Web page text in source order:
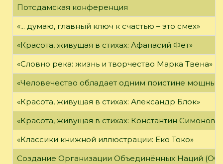
Потсдамская конференция
«... думаю, главный ключ к счастью – это смех»
«Красота, живущая в стихах: Афанасий Фет»
«Словно река: жизнь и творчество Марка Твена»
«Человечество обладает одним поистине
«Красота, живущая в стихах: Александр Блок»
«Красота, живущая в стихах: Константин Симонов»
«Классики книжной иллюстрации: Еко Токо»
Создание Организации Объединённых Наций